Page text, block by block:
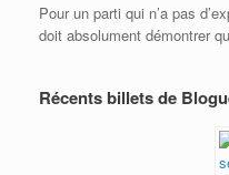
Pour un parti qui n’a pas
doit absolument démontrer
Récents billets de